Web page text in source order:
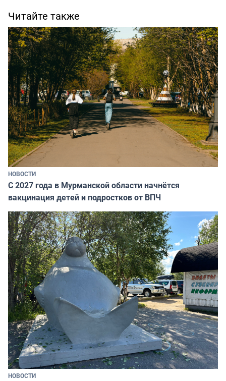
Читайте также
НОВОСТИ
С 2027 года в Мурманской области начнётся
вакцинация детей и подростков от ВПЧ
НОВОСТИ